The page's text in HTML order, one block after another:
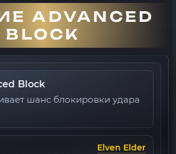
ADVANCED
BLOCK
Block
шанс блокировки удара
Elven Elder